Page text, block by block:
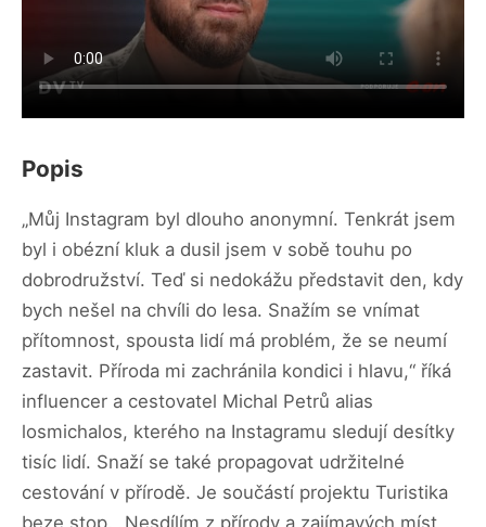
Popis
„Můj Instagram byl dlouho anonymní. Tenkrát jsem
byl i obézní kluk a dusil jsem v sobě touhu po
dobrodružství. Teď si nedokážu představit den, kdy
bych nešel na chvíli do lesa. Snažím se vnímat
přítomnost, spousta lidí má problém, že se neumí
zastavit. Příroda mi zachránila kondici i hlavu,“ říká
influencer a cestovatel Michal Petrů alias
losmichalos, kterého na Instagramu sledují desítky
tisíc lidí. Snaží se také propagovat udržitelné
cestování v přírodě. Je součástí projektu Turistika